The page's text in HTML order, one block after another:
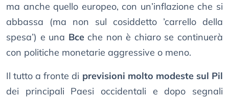
ma anche quello europeo, con un’inflazione che si
abbassa (ma non sul cosiddetto ’carrello della
spesa’) e una Bceche non è chiaro se continuerà
con politiche monetarie aggressive o meno.
Il tutto a fronte di previsioni molto modeste sul Pil
dei principali Paesi occidentali e dopo segnali